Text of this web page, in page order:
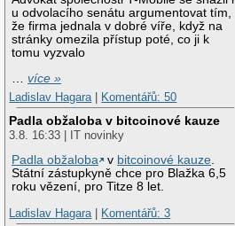
u odvolacího senátu argumentovat tím,
že firma jednala v dobré víře, když na
stránky omezila přístup poté, co ji k
tomu vyzvalo
…více »
Ladislav Hagara| Komentářů: 50
Padla obžaloba v bitcoinové kauze
3.8. 16:33 | IT novinky
Padla obžaloba
v bitcoinové kauze.
Státní zástupkyně chce pro Blažka 6,5
roku vězení, pro Titze 8 let.
Ladislav Hagara| Komentářů: 3